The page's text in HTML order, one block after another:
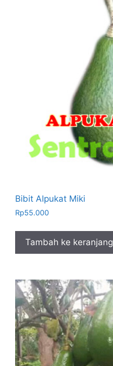
Bibit Alpukat Miki
Rp55.000
Tambah ke keranjang